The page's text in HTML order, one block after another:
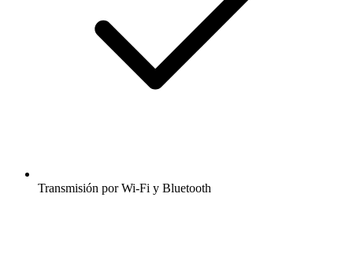
Transmisión por Wi-Fi y Bluetooth